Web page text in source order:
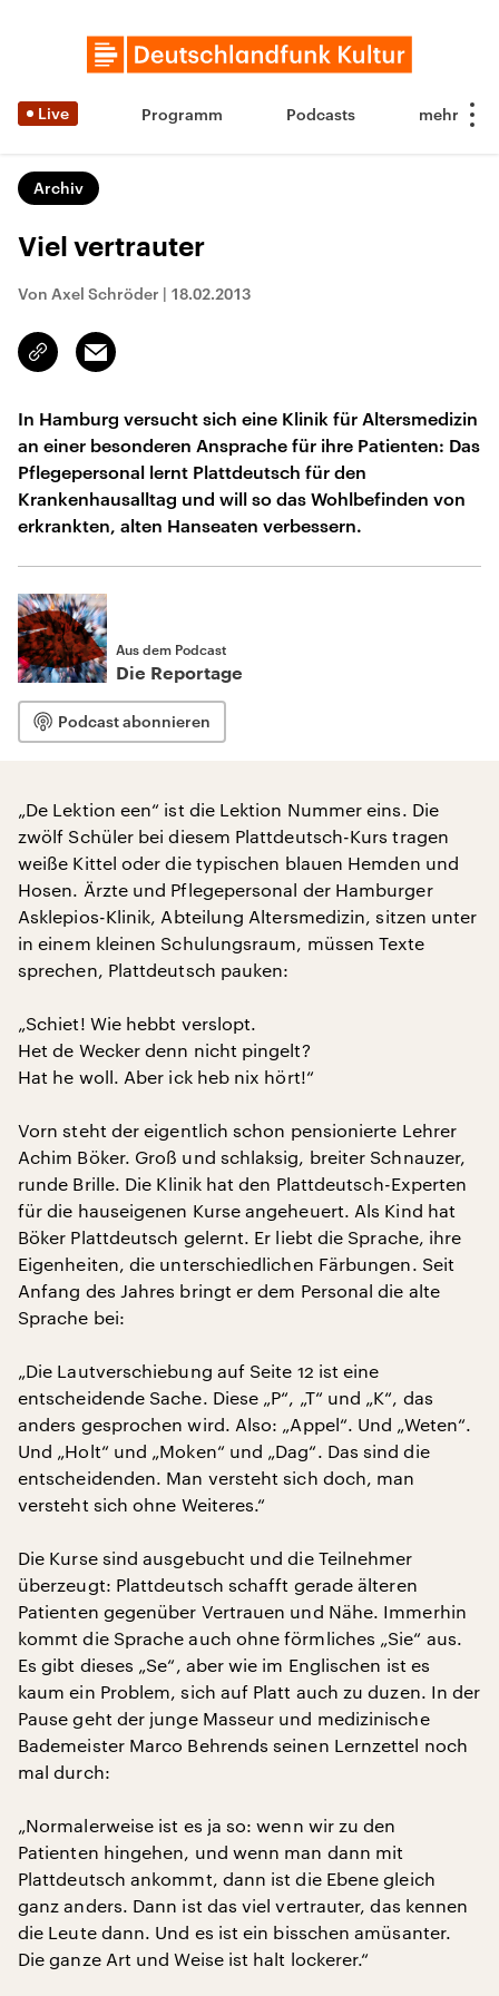
Live Programm Podcasts
Archiv
Viel vertrauter
Von Axel Schröder | 18.02.2013
Link
kopieren/teilen
Email
In Hamburg versucht sich eine Klinik für Altersmedizin
an einer besonderen Ansprache für ihre Patienten: Das
Pflegepersonal lernt Plattdeutsch für den
Krankenhausalltag und will so das Wohlbefinden von
erkrankten, alten Hanseaten verbessern.
Aus dem Podcast
Die Reportage
Podcast abonnieren
„De Lektion een“ ist die Lektion Nummer eins. Die
zwölf Schüler bei diesem Plattdeutsch-Kurs tragen
weiße Kittel oder die typischen blauen Hemden und
Hosen. Ärzte und Pflegepersonal der Hamburger
Asklepios-Klinik, Abteilung Altersmedizin, sitzen unter
in einem kleinen Schulungsraum, müssen Texte
sprechen, Plattdeutsch pauken:
„Schiet! Wie hebbt verslopt.
Het de Wecker denn nicht pingelt?
Hat he woll. Aber ick heb nix hört!“
Vorn steht der eigentlich schon pensionierte Lehrer
Achim Böker. Groß und schlaksig, breiter Schnauzer,
runde Brille. Die Klinik hat den Plattdeutsch-Experten
für die hauseigenen Kurse angeheuert. Als Kind hat
Böker Plattdeutsch gelernt. Er liebt die Sprache, ihre
Eigenheiten, die unterschiedlichen Färbungen. Seit
Anfang des Jahres bringt er dem Personal die alte
Sprache bei:
„Die Lautverschiebung auf Seite 12 ist eine
entscheidende Sache. Diese „P“, „T“ und „K“, das
anders gesprochen wird. Also: „Appel“. Und „Weten“.
Und „Holt“ und „Moken“ und „Dag“. Das sind die
entscheidenden. Man versteht sich doch, man
versteht sich ohne Weiteres.“
Die Kurse sind ausgebucht und die Teilnehmer
überzeugt: Plattdeutsch schafft gerade älteren
Patienten gegenüber Vertrauen und Nähe. Immerhin
kommt die Sprache auch ohne förmliches „Sie“ aus.
Es gibt dieses „Se“, aber wie im Englischen ist es
kaum ein Problem, sich auf Platt auch zu duzen. In der
Pause geht der junge Masseur und medizinische
Bademeister Marco Behrends seinen Lernzettel noch
mal durch:
„Normalerweise ist es ja so: wenn wir zu den
Patienten hingehen, und wenn man dann mit
Plattdeutsch ankommt, dann ist die Ebene gleich
ganz anders. Dann ist das viel vertrauter, das kennen
die Leute dann. Und es ist ein bisschen amüsanter.
Die ganze Art und Weise ist halt lockerer.“